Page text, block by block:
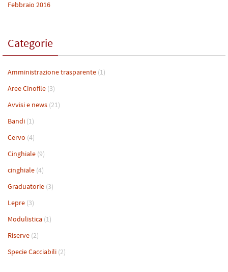
Febbraio 2016
Categorie
Amministrazione trasparente (1)
Aree Cinofile (3)
Avvisi e news (21)
Bandi (1)
Cervo (4)
Cinghiale (9)
cinghiale (4)
Graduatorie (3)
Lepre (3)
Modulistica (1)
Riserve (2)
Specie Cacciabili (2)